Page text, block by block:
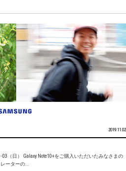
2019.11.02
- 03（日） Galaxy Note10+をご購入いただいたみなさまの
ーターの...